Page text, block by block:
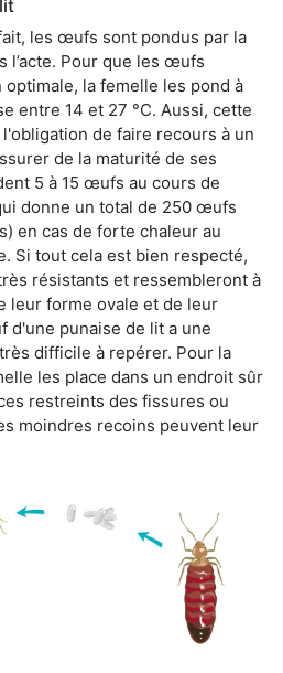
les œufs sont pondus par la
l’acte. Pour que les œufs
la femelle les pond à
entre 14 et 27 °C. Aussi, cette
de faire recours à un
de la maturité de ses
5 à 15 œufs au cours de
donne un total de 250 œufs
en cas de forte chaleur au
Si tout cela est bien respecté,
résistants et ressembleront à
leur forme ovale et de leur
d'une punaise de lit a une
difficile à repérer. Pour la
les place dans un endroit sûr
restreints des fissures ou
moindres recoins peuvent leur